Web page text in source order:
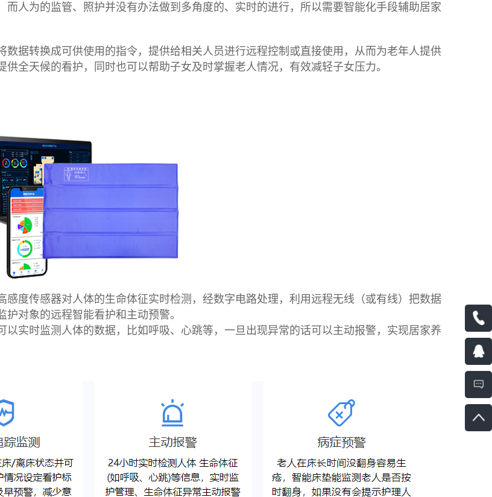
人为的监管、照护并没有办法做到多角度的、实时的进行，所以需要智能化手段辅助居家
据转换成可供使用的指令，提供给相关人员进行远程控制或直接使用，从而为老年人提供
全天候的看护，同时也可以帮助子女及时掌握老人情况，有效减轻子女压力。
感度传感器对人体的生命体征实时检测，经数字电路处理，利用远程无线（或有线）把数据
对象的远程智能看护和主动预警。
实时监测人体的数据，比如呼吸、心跳等，一旦出现异常的话可以主动报警，实现居家养